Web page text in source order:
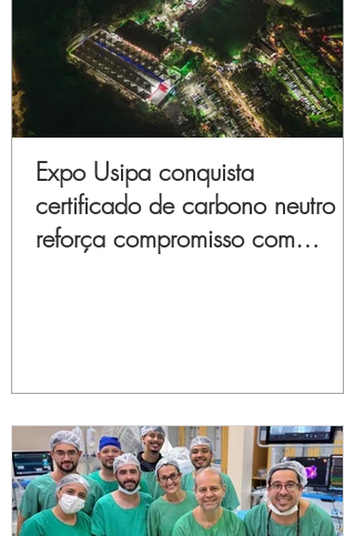
Expo Usipa conquista
certificado de carbono neutro e
reforça compromisso com